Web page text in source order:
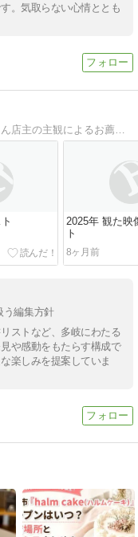
。気取らない心情ととも
2025年 観た映
ト
8ヶ月前
う編集方針
ストなど、多岐にわたる
や感動をもたらす構成で
楽しみを提案していま